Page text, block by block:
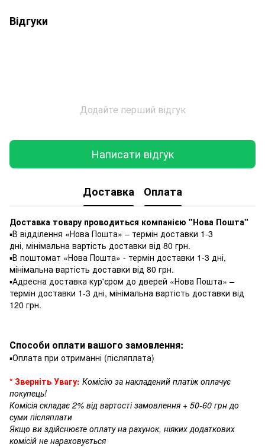
Відгуки
Додайте перший відгук
Написати відгук
Доставка Оплата
Доставка товару проводиться компанією "Нова Пошта"
▪️В відділення «Нова Пошта» – термін доставки 1-3
дні, мінімальна вартість доставки від 80 грн.
▪️В поштомат «Нова Пошта» - термін доставки 1-3 дні,
мінімальна вартість доставки від 80 грн.
▪️Адресна доставка кур'єром до дверей «Нова Пошта» –
термін доставки 1-3 дні, мінімальна вартість доставки від
120 грн.
Способи оплати вашого замовлення:
▪️Оплата при отриманні (післяплата)
* Зверніть Увагу: Комісію за накладений платіж оплачує
покупець!
Комісія складає 2% від вартості замовлення + 50-60 грн до
суми післяплати
Якщо ви здійснюєте оплату на рахунок, ніяких додаткових
комісій не нараховується